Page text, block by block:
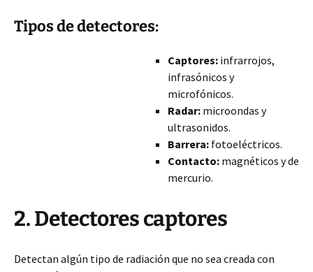
Tipos de detectores:
Captores: infrarrojos,
infrasónicos y
microfónicos.
Radar: microondas y
ultrasonidos.
Barrera: fotoeléctricos.
Contacto: magnéticos y de
mercurio.
2. Detectores captores
Detectan algún tipo de radiación que no sea creada con